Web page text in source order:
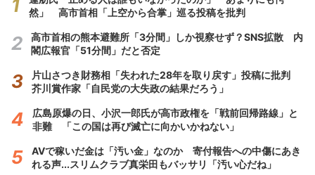
然」 高市首相「上空から合掌」巡る投稿を批判
高市首相の熊本避難所「3分間」しか視察せず？SNS拡散 内
閣広報官「51分間」だと否定
片山さつき財務相「失われた28年を取り戻す」投稿に批判
芥川賞作家「自民党の大失政の結果だろう」
広島原爆の日、小沢一郎氏が高市政権を「戦前回帰路線」と
非難 「この国は再び滅亡に向かいかねない」
AVで稼いだ金は「汚い金」なのか 寄付報告への中傷にあき
れる声...スリムクラブ真栄田もバッサリ「汚い心だね」